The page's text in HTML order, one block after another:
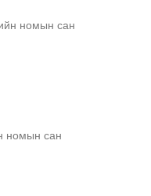
номын сан
номын сан